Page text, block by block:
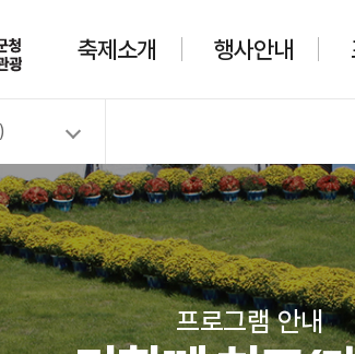
축제소개 행사안내
프로그램 안내